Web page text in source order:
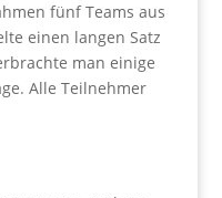
fünf Teams aus
einen langen Satz
man einige
Alle Teilnehmer